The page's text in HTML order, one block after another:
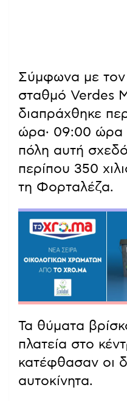
Σύμφωνα με τον
σταθμό Verdes
διαπράχθηκε
ώρα· 09:00 ώρα
πόλη αυτή
περίπου 350
τη Φορταλέζα.
Τα θύματα
πλατεία στο
κατέφθασαν οι
αυτοκίνητα.